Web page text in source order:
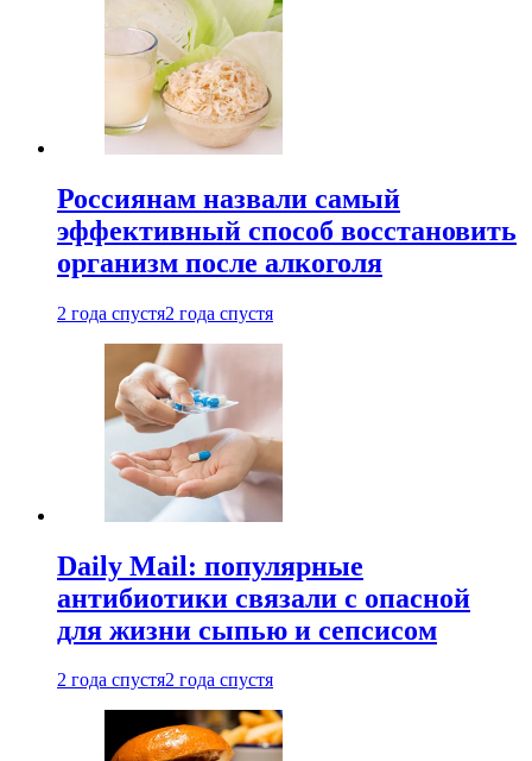
Россиянам назвали самый
эффективный способ восстановить
организм после алкоголя
2 года спустя2 года спустя
Daily Mail: популярные
антибиотики связали с опасной
для жизни сыпью и сепсисом
2 года спустя2 года спустя